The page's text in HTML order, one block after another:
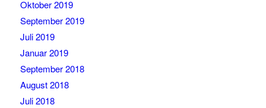
Oktober 2019
September 2019
Juli 2019
Januar 2019
September 2018
August 2018
Juli 2018